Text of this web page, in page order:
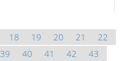
18 19 20 21
22
39 40 41 42
43